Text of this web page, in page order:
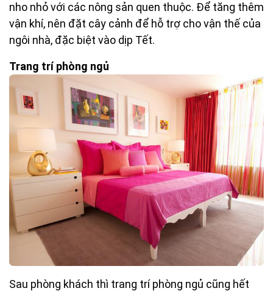
nho nhỏ với các nông sản quen thuộc. Để tăng thêm
vận khí, nên đặt cây cảnh để hỗ trợ cho vận thế của
ngôi nhà, đặc biệt vào dịp Tết.
Trang trí phòng ngủ
Sau phòng khách thì trang trí phòng ngủ cũng hết